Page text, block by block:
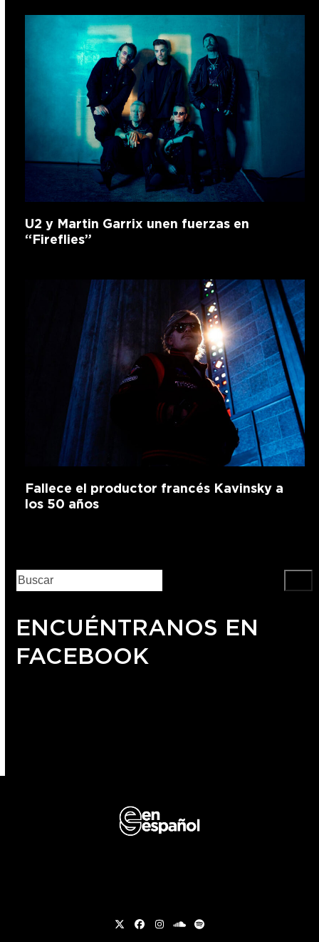
U2 y Martin Garrix unen fuerzas en
“Fireflies”
Fallece el productor francés Kavinsky a
los 50 años
ENCUÉNTRANOS EN
FACEBOOK
TwitterFacebook
Instagram
soundcloud
Spotify